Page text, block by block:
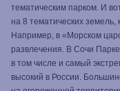
тематическим парком. И
на 8 тематических
Например, в «Морском
развлечения. В Сочи
в том числе и самый
высокий в России.